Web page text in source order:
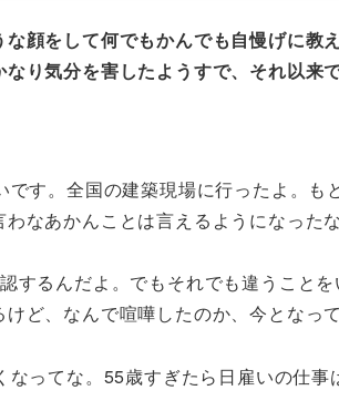
顔をして何でもかんでも自慢げに教
り気分を害したようすで、それ以来
す。全国の建築現場に行ったよ。
なあかんことは言えるようになったな
るんだよ。でもそれでも違うこと
ど、なんで喧嘩したのか、今となっ
ってな。55歳すぎたら日雇いの仕事